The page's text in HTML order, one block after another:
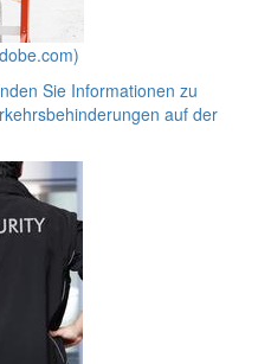
Sie Informationen zu
auf der